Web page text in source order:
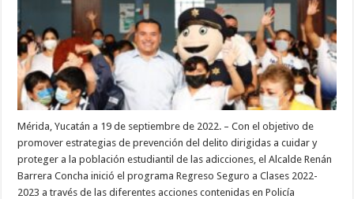
Mérida, Yucatán a 19 de septiembre de 2022. – Con el objetivo de
promover estrategias de prevención del delito dirigidas a cuidar y
proteger a la población estudiantil de las adicciones, el Alcalde Renán
Barrera Concha inició el programa Regreso Seguro a Clases 2022-
2023 a través de las diferentes acciones contenidas en Policía